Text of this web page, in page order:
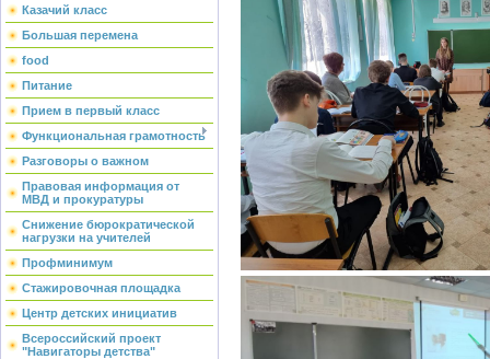
Казачий класс
Большая перемена
food
Питание
Прием в первый класс
Функциональная грамотность
Разговоры о важном
Правовая информация от
МВД и прокуратуры
Снижение бюрократической
нагрузки на учителей
Профминимум
Стажировочная площадка
Центр детских инициатив
Всероссийский проект
"Навигаторы детства"